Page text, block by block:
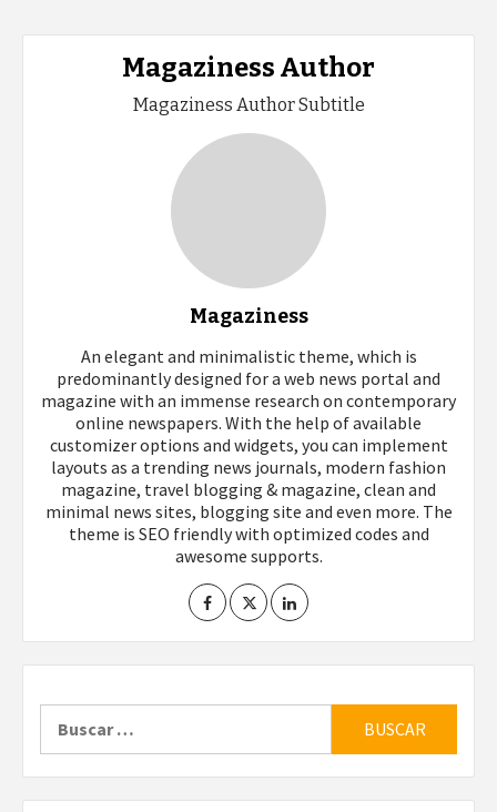
Magaziness Author
Magaziness Author Subtitle
Magaziness
An elegant and minimalistic theme, which is
predominantly designed for a web news portal and
magazine with an immense research on contemporary
online newspapers. With the help of available
customizer options and widgets, you can implement
layouts as a trending news journals, modern fashion
magazine, travel blogging & magazine, clean and
minimal news sites, blogging site and even more. The
theme is SEO friendly with optimized codes and
awesome supports.